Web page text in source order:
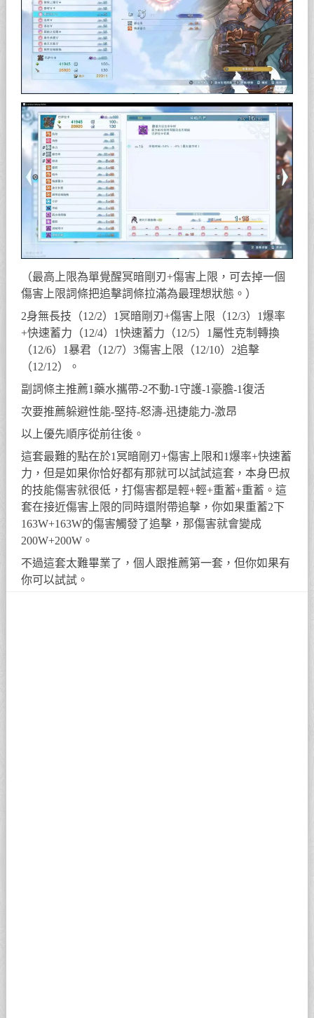
（最高上限為單覺醒冥暗剛刃+傷害上限，可去掉一個
傷害上限詞條把追擊詞條拉滿為最理想狀態。）
2身無長技（12/2）1冥暗剛刃+傷害上限（12/3）1爆率
+快速蓄力（12/4）1快速蓄力（12/5）1屬性克制轉換
（12/6）1暴君（12/7）3傷害上限（12/10）2追擊
（12/12）。
副詞條主推薦1藥水攜帶-2不動-1守護-1豪膽-1復活
次要推薦躲避性能-堅持-怒濤-迅捷能力-激昂
以上優先順序從前往後。
這套最難的點在於1冥暗剛刃+傷害上限和1爆率+快速蓄
力，但是如果你恰好都有那就可以試試這套，本身巴叔
的技能傷害就很低，打傷害都是輕+輕+重蓄+重蓄。這
套在接近傷害上限的同時還附帶追擊，你如果重蓄2下
163W+163W的傷害觸發了追擊，那傷害就會變成
200W+200W。
不過這套太難畢業了，個人跟推薦第一套，但你如果有
你可以試試。